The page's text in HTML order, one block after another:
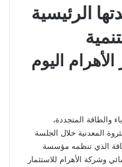
الرئيسية
اليوم
والطاقة المتجددة،
المعدنية خلال الجلسة
الذي تنظمه مؤسسة
وشركة الأهرام للاستثمار